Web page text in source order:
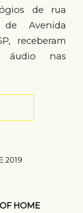
de rua
Avenida
receberam
áudio nas
2019
HOME